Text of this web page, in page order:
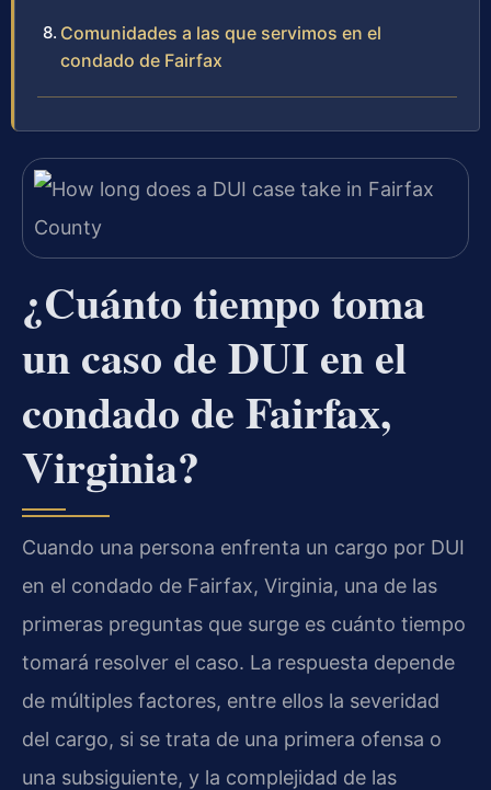
Comunidades a las que servimos en el
condado de Fairfax
¿Cuánto tiempo toma
un caso de DUI en el
condado de Fairfax,
Virginia?
Cuando una persona enfrenta un cargo por DUI
en el condado de Fairfax, Virginia, una de las
primeras preguntas que surge es cuánto tiempo
tomará resolver el caso. La respuesta depende
de múltiples factores, entre ellos la severidad
del cargo, si se trata de una primera ofensa o
una subsiguiente, y la complejidad de las